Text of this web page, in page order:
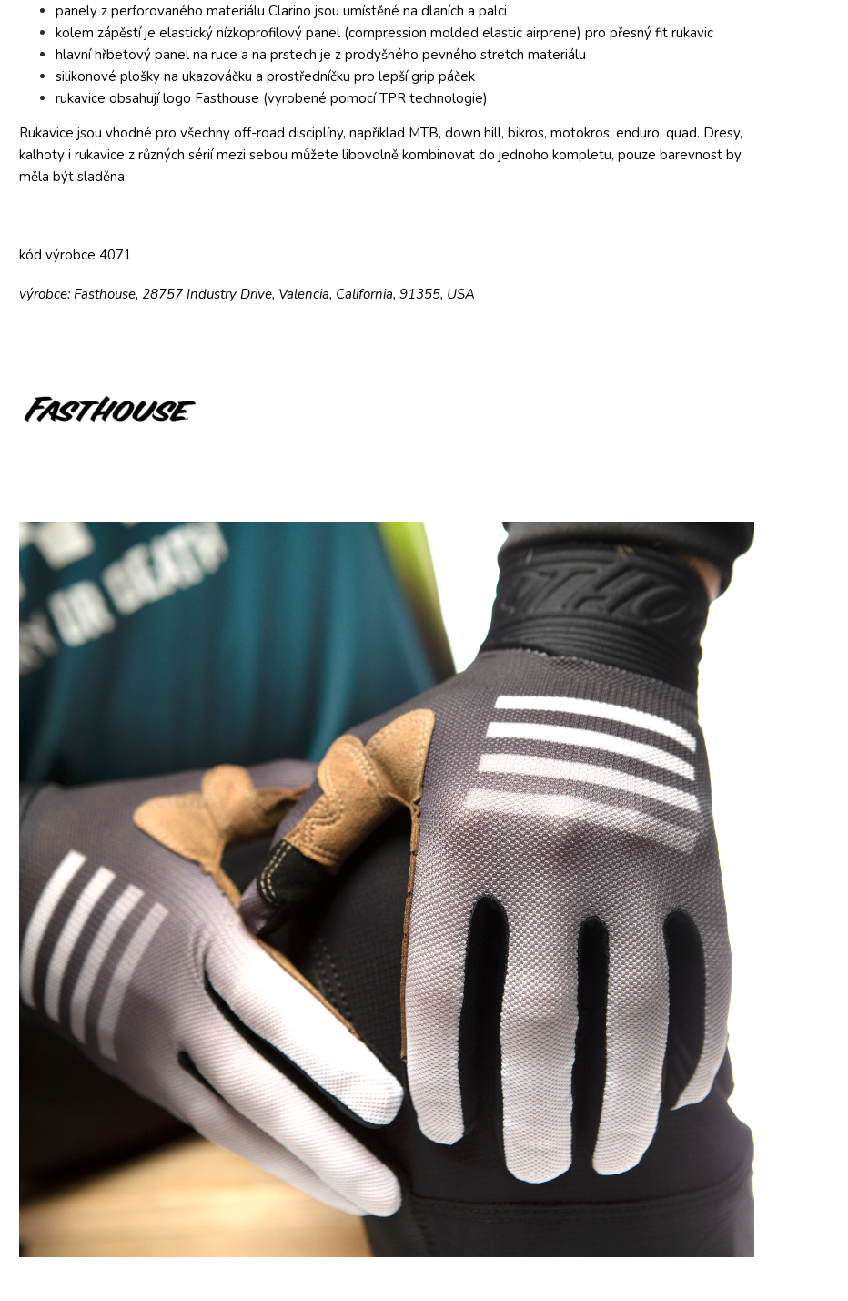
panely z perforovaného materiálu Clarino jsou umístěné na dlaních a palci
kolem zápěstí je elastický nízkoprofilový panel (compression molded elastic airprene) pro přesný fit rukavic
hlavní hřbetový panel na ruce a na prstech je z prodyšného pevného stretch materiálu
silikonové plošky na ukazováčku a prostředníčku pro lepší grip páček
rukavice obsahují logo Fasthouse (vyrobené pomocí TPR technologie)
Rukavice jsou vhodné pro všechny off-road disciplíny, například MTB, down hill, bikros, motokros, enduro, quad. Dresy,
kalhoty i rukavice z různých sérií mezi sebou můžete libovolně kombinovat do jednoho kompletu, pouze barevnost by
měla být sladěna.
kód výrobce 4071
výrobce: Fasthouse, 28757 Industry Drive, Valencia, California, 91355, USA